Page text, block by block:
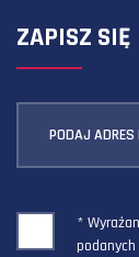
ZAPISZ SIĘ
PODAJ
*